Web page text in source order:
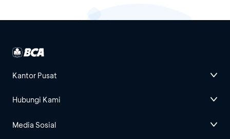
Kantor Pusat
Hubungi Kami
Media Sosial